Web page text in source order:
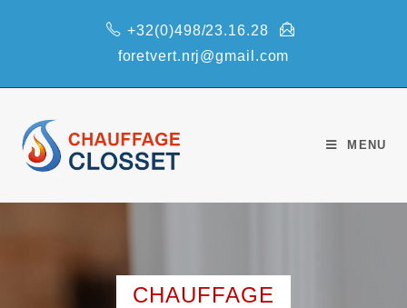
+32(0)498/23.16.28
foretvert.nrj@gmail.com
MENU
CHAUFFAGE